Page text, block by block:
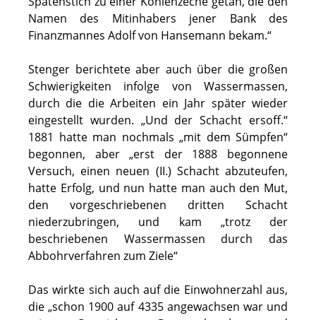
Namen des Mitinhabers jener Bank des
Finanzmannes Adolf von Hansemann bekam.“
Stenger berichtete aber auch über die großen
Schwierigkeiten infolge von Wassermassen,
durch die die Arbeiten ein Jahr später wieder
eingestellt wurden. „Und der Schacht ersoff.“
1881 hatte man nochmals „mit dem Sümpfen“
begonnen, aber „erst der 1888 begonnene
Versuch, einen neuen (II.) Schacht abzuteufen,
hatte Erfolg, und nun hatte man auch den Mut,
den vorgeschriebenen dritten Schacht
niederzubringen, und kam „trotz der
beschriebenen Wassermassen durch das
Abbohrverfahren zum Ziele“
Das wirkte sich auch auf die Einwohnerzahl aus,
die „schon 1900 auf 4335 angewachsen war und